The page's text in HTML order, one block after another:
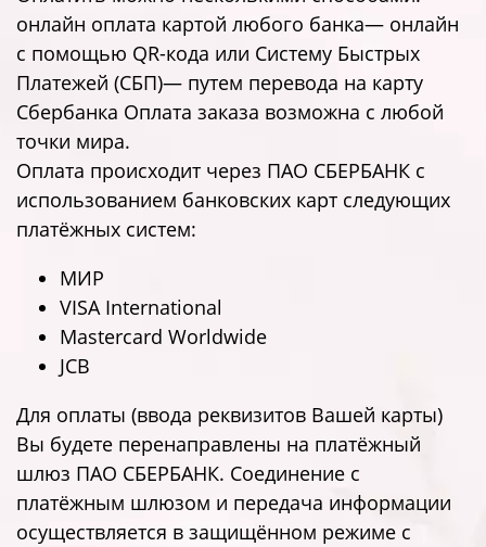
онлайн оплата картой любого банка— онлайн
с помощью QR-кода или Систему Быстрых
Платежей (СБП)— путем перевода на карту
Сбербанка Оплата заказа возможна с любой
точки мира.
Оплата происходит через ПАО СБЕРБАНК с
использованием банковских карт следующих
платёжных систем:
МИР
VISA International
Mastercard Worldwide
JCB
Для оплаты (ввода реквизитов Вашей карты)
Вы будете перенаправлены на платёжный
шлюз ПАО СБЕРБАНК. Соединение с
платёжным шлюзом и передача информации
осуществляется в защищённом режиме с